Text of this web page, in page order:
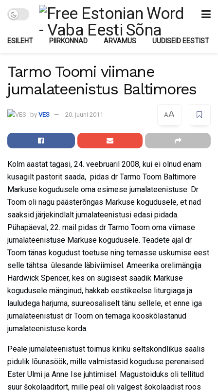
ESILEHT PIIRKONNAD ARVAMUS UUDISEID EESTIST
Tarmo Toomi viimane
jumalateenistus Baltimores
by VES 20. juuni 2011 AA
Kolm aastat tagasi, 24. veebruaril 2008, kui ei olnud enam
kusagilt pastorit saada, pidas dr Tarmo Toom Baltimore
Markuse kogudusele oma esimese jumalateenistuse. Dr
Toom oli nagu päästerõngas Markuse kogudusele, et nad
saaksid järjekindlalt jumalateenistusi edasi pidada.
Pühapäeval, 22. mail pidas dr Tarmo Toom oma viimase
jumalateenistuse Markuse kogudusele. Teadete ajal dr
Toom tänas kogudust toetuse ning temasse uskumise eest
selle tähtsa ülesande läbiviimisel. Ameerika orelimängija
Hardwick Spencer, kes on sügisest saadik Markuse
kogudusele mänginud, hakkab eestikeelse liturgiaga ja
lauludega harjuma, suureosaliselt tänu sellele, et enne iga
jumalateenistust dr Toom on temaga kooskõlastanud
jumalateenistuse korda.
Peale jumalateenistust toimus kiriku seltskondlikus saalis
pidulik lõunasöök, mille valmistasid koguduse perenaised
Ester Ulmi ja Anne Ise juhtimisel. Magustoiduks oli tellitud
suur šokolaaditort, mille peal oli valgest šokolaadist roos